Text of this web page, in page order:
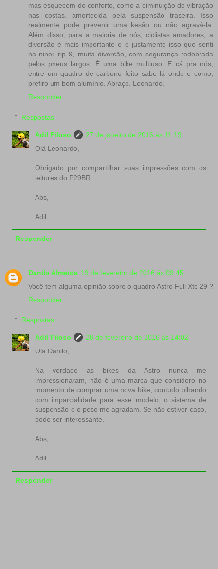
mas esquecem do conforto, como a diminuição de vibração
nas costas, amortecida pela suspensão traseira. Isso
realmente pode prevenir uma kesão ou não agravá-la.
Além disso, para a maioria de nós, ciclistas amadores, a
diversão é mais importante e é justamente isso que senti
na niner rip 9, muita diversão, com segurança redobrada
pelos pneus largos. É uma bike multiuso. E cá pra nós,
entre um quadro de carbono feito sabe lá onde e como,
prefiro um bom alumínio. Abraço. Leonardo.
Responder
Respostas
Adil Filoso
27 de janeiro de 2016 às 11:19
Olá Leonardo,
Obrigado por compartilhar suas impressões com os
leitores do P29BR.
Abs,
Adil
Responder
Danilo Almeida 19 de fevereiro de 2016 às 09:45
Você tem alguma opinião sobre o quadro Astro Full Xtc 29 ?
Responder
Respostas
Adil Filoso
28 de fevereiro de 2016 às 14:02
Olá Danilo,
Na verdade as bikes da Astro nunca me
impressionaram, não é uma marca que considero no
momento de comprar uma nova bike, contudo olhando
com imparcialidade para esse modelo, o sistema de
suspensão e o peso me agradam. Se não estiver caso,
pode ser interessante.
Abs,
Adil
Responder